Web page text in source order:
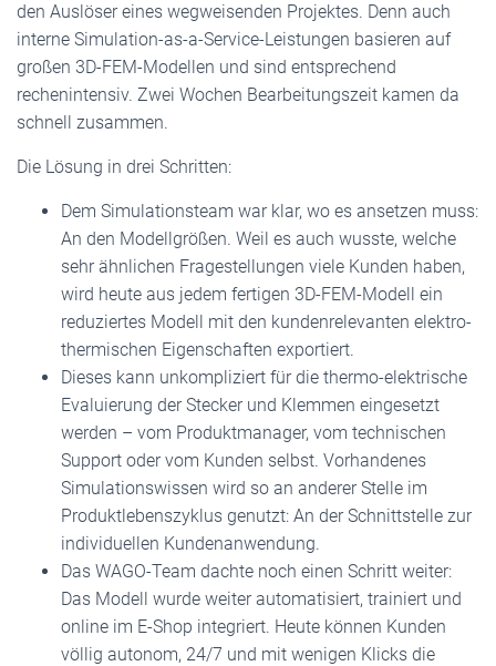
den Auslöser eines wegweisenden Projektes. Denn auch
interne Simulation-as-a-Service-Leistungen basieren auf
großen 3D-FEM-Modellen und sind entsprechend
rechenintensiv. Zwei Wochen Bearbeitungszeit kamen da
schnell zusammen.
Die Lösung in drei Schritten:
Dem Simulationsteam war klar, wo es ansetzen muss:
An den Modellgrößen. Weil es auch wusste, welche
sehr ähnlichen Fragestellungen viele Kunden haben,
wird heute aus jedem fertigen 3D-FEM-Modell ein
reduziertes Modell mit den kundenrelevanten elektro-
thermischen Eigenschaften exportiert.
Dieses kann unkompliziert für die thermo-elektrische
Evaluierung der Stecker und Klemmen eingesetzt
werden – vom Produktmanager, vom technischen
Support oder vom Kunden selbst. Vorhandenes
Simulationswissen wird so an anderer Stelle im
Produktlebenszyklus genutzt: An der Schnittstelle zur
individuellen Kundenanwendung.
Das WAGO-Team dachte noch einen Schritt weiter:
Das Modell wurde weiter automatisiert, trainiert und
online im E-Shop integriert. Heute können Kunden
völlig autonom, 24/7 und mit wenigen Klicks die